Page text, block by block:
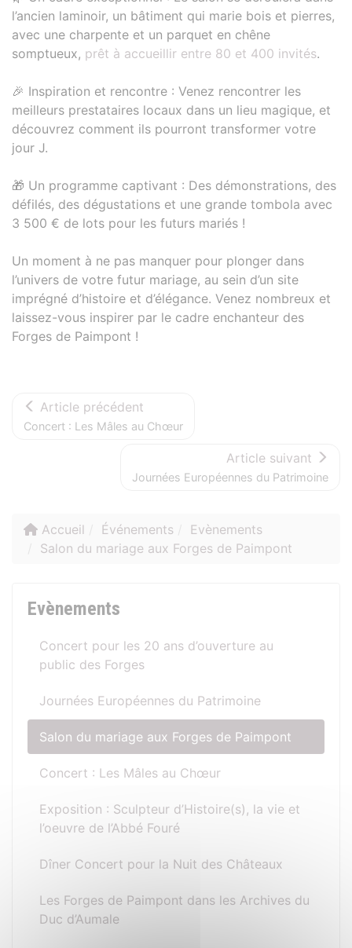
l’ancien laminoir, un bâtiment qui marie bois et pierres,
avec une charpente et un parquet en chêne
somptueux, prêt à accueillir entre 80 et 400 invités.
🎉 Inspiration et rencontre : Venez rencontrer les
meilleurs prestataires locaux dans un lieu magique, et
découvrez comment ils pourront transformer votre
jour J.
🎁 Un programme captivant : Des démonstrations, des
défilés, des dégustations et une grande tombola avec
3 500 € de lots pour les futurs mariés !
Un moment à ne pas manquer pour plonger dans
l’univers de votre futur mariage, au sein d’un site
imprégné d’histoire et d’élégance. Venez nombreux et
laissez-vous inspirer par le cadre enchanteur des
Forges de Paimpont !
Article précédent
Concert : Les Mâles au Chœur
Article suivant
Journées Européennes du Patrimoine
Accueil Événements
Evènements
Salon du mariage aux Forges de Paimpont
Evènements
Concert pour les 20 ans d’ouverture au
public des Forges
Journées Européennes du Patrimoine
Salon du mariage aux Forges de Paimpont
Concert : Les Mâles au Chœur
Exposition : Sculpteur d’Histoire(s), la vie et
l’oeuvre de l’Abbé Fouré
Dîner Concert pour la Nuit des Châteaux
Les Forges de Paimpont dans les Archives du
Duc d’Aumale